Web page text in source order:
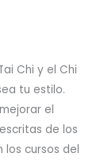
Chi y el Chi
tu estilo.
el
de los
los cursos del